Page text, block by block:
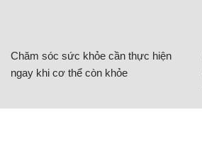
Chăm sóc sức khỏe cần thực hiện
ngay khi cơ thể còn khỏe